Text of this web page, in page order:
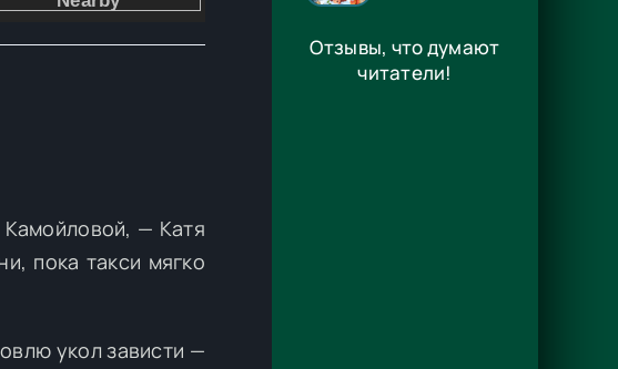
Владимирович
Соя
Отзывы, что думают
читатели!
— Катя
пока такси мягко
укол зависти —